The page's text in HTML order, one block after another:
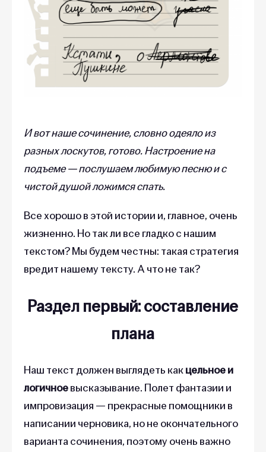
И вот наше сочинение, словно одеяло из
разных лоскутов, готово. Настроение на
подъеме — послушаем любимую песню и с
чистой душой ложимся спать.
Все хорошо в этой истории и, главное, очень
жизненно. Но так ли все гладко с нашим
текстом? Мы будем честны: такая стратегия
вредит нашему тексту. А что не так?
Раздел первый: составление
плана
Наш текст должен выглядеть какцельное и
логичноевысказывание. Полет фантазии и
импровизация — прекрасные помощники в
написании черновика, но не окончательного
варианта сочинения, поэтому очень важно